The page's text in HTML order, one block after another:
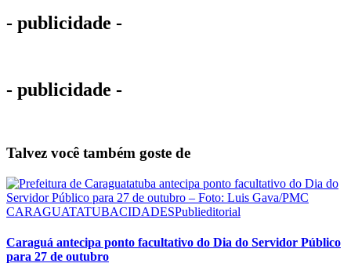
- publicidade -
- publicidade -
Talvez você também goste de
CARAGUATATUBACIDADESPublieditorial
Caraguá antecipa ponto facultativo do Dia do Servidor Público
para 27 de outubro